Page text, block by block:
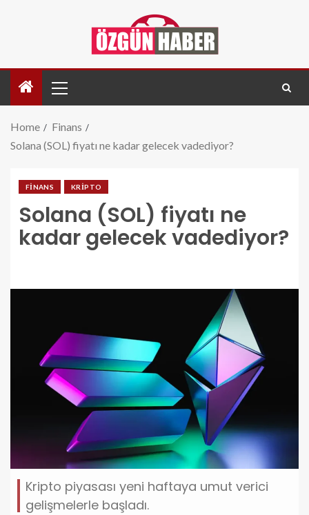
Home
Finans
Solana (SOL) fiyatı ne kadar gelecek vadediyor?
FINANS KRIPTO
Solana (SOL) fiyatı ne
kadar gelecek vadediyor?
Kripto piyasası yeni haftaya umut verici
gelişmelerle başladı.